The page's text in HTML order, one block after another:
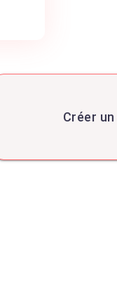
Créer un